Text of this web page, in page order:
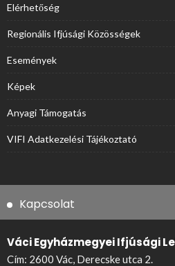
Elérhetőség
Regionális Ifjúsági Közösségek
Események
Képek
Anyagi Támogatás
VIFI Adatkezelési Tájékoztató
Kapcsolat
Váci Egyházmegyei Ifjúsági
Cím: 2600 Vác, Derecske utca 2.